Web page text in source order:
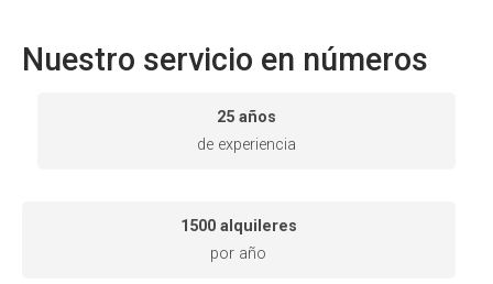
Nuestro servicio en números
25 años
de experiencia
1500 alquileres
por año